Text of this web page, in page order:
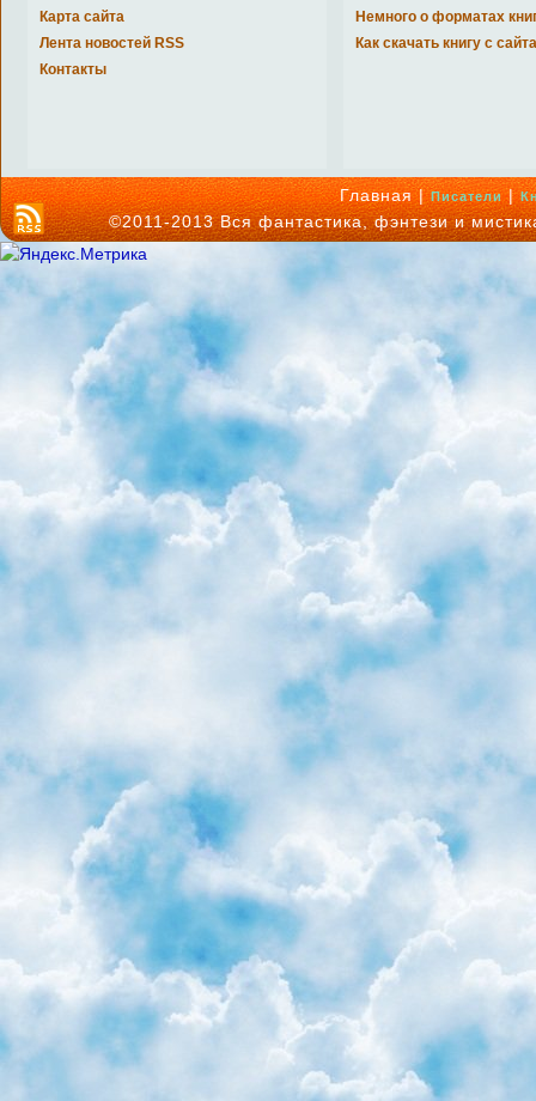
Карта сайта
Лента новостей RSS
Контакты
Немного о форматах
Как скачать книгу с
Главная |Писатели|
©2011-2013 Вся фантастика, фэнтези и